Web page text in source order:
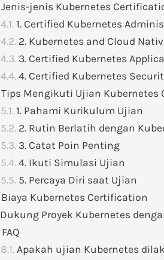
Jenis-jenis Kubernetes
1. Certified Kubernetes
2. Kubernetes and Cloud
3. Certified Kubernetes
4. Certified Kubernetes
Tips Mengikuti Ujian Kubernetes
1. Pahami Kurikulum Ujian
2. Rutin Berlatih dengan
3. Catat Poin Penting
4. Ikuti Simulasi Ujian
5. Percaya Diri saat Ujian
Biaya Kubernetes Certification
Dukung Proyek Kubernetes
FAQ
Apakah ujian Kubernetes